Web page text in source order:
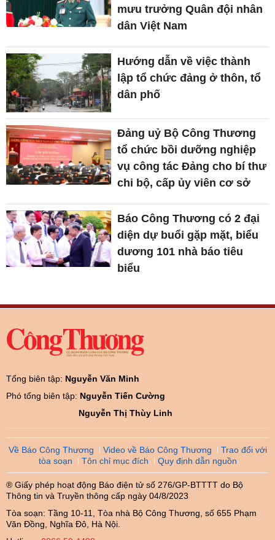
mưu trưởng Quân đội nhân
dân Việt Nam
Hướng dẫn về việc thành
lập tổ chức đảng ở thôn, tổ
dân phố
Đảng uỷ Bộ Công Thương
tổ chức bồi dưỡng nghiệp
vụ công tác Đảng cho bí thư
chi bộ, cấp ủy viên cơ sở
Báo Công Thương có 2 đại
diện dự buổi gặp mặt, biểu
dương 101 nhà báo tiêu
biểu
Tổng biên tập: Nguyễn Văn Minh
Phó tổng biên tập: Nguyễn Tiến Cường
Nguyễn Thị Thùy Linh
Về Báo Công Thương Video về Báo Công Thương
Trao đổi với
tòa soạn
Tôn chỉ mục đích Quy định dẫn nguồn
® Giấy phép hoạt động Báo điện tử số 276/GP-BTTTT do Bộ
Thông tin và Truyền thông cấp ngày 04/8/2023
Tòa soạn: Tầng 10-11, Tòa nhà Bộ Công Thương, số 655 Phạm
Văn Đồng, Nghĩa Đô, Hà Nội.